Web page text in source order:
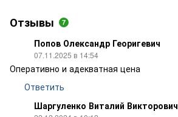
Отзывы 7
Попов Олександр Георигевич
07.11.2025 в 14:54
Оперативно и адекватная цена
Ответить
Шаргуленко Виталий Викторович